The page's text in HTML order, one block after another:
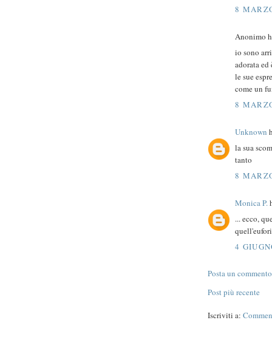
8
Anonimo
io sono
adorata ed
le sue
come un
8
Unknown
la sua
tanto
8
Monica P.
... ecco,
4
Posta un commento
Post più recente
Iscriviti a: